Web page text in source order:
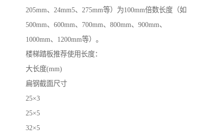
205mm、24mm5、275mm等）为100mm倍数长度（如
500mm、600mm、700mm、800mm、900mm、
1000mm、1200mm等）。
楼梯踏板推荐使用长度：
大长度(mm)
扁钢截面尺寸
25×3
25×5
32×5